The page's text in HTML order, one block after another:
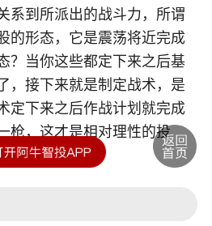
系到所派出的战斗力，所谓
的形态，它是震荡将近完成
？当你这些都定下来之后基
，接下来就是制定战术，是
定下来之后作战计划就完成
枪，这才是相对理性的投
构成任何投资建议！投资风险自负。